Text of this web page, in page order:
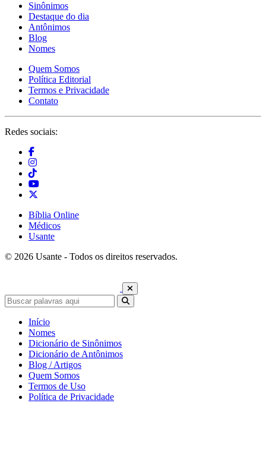
Sinônimos
Destaque do dia
Antônimos
Blog
Nomes
Quem Somos
Política Editorial
Termos e Privacidade
Contato
Redes sociais:
Bíblia Online
Médicos
Usante
© 2026 Usante - Todos os direitos reservados.
Início
Nomes
Dicionário de Sinônimos
Dicionário de Antônimos
Blog / Artigos
Quem Somos
Termos de Uso
Política de Privacidade